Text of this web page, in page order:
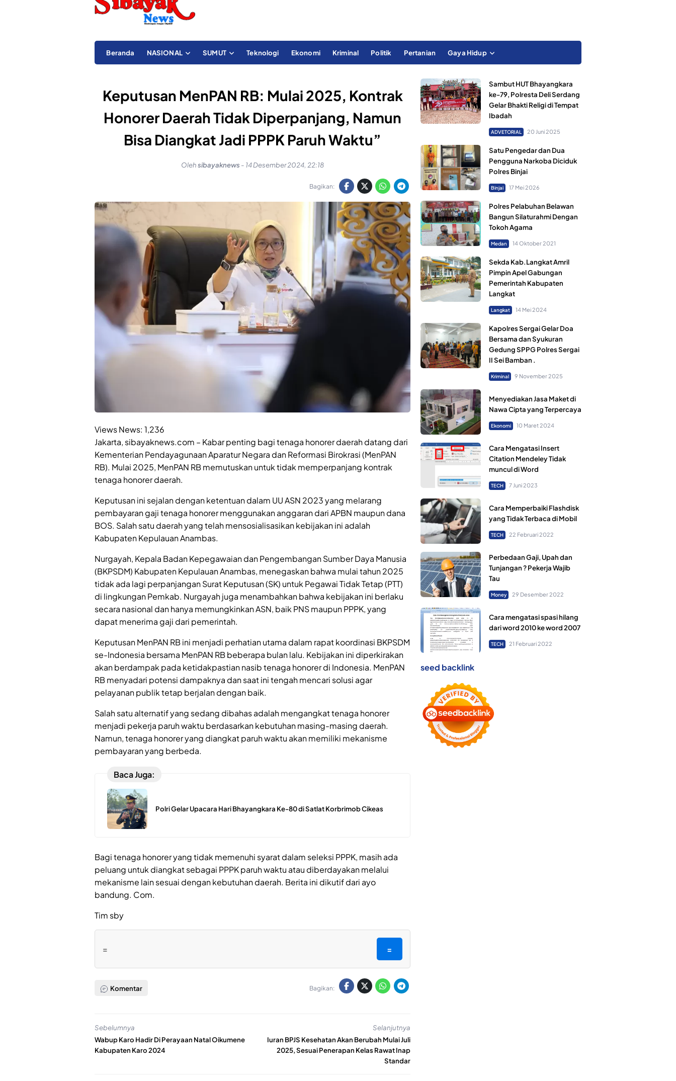
Beranda NASIONAL SUMUT Teknologi Ekonomi Kriminal Politik Pertanian Gaya Hidup
Keputusan MenPAN RB: Mulai 2025, Kontrak
Honorer Daerah Tidak Diperpanjang, Namun
Bisa Diangkat Jadi PPPK Paruh Waktu”
Olehsibayaknews - 14 Desember 2024, 22:18
Bagikan:
Views News: 1,236
Jakarta, sibayaknews.com – Kabar penting bagi tenaga honorer daerah datang dari
Kementerian Pendayagunaan Aparatur Negara dan Reformasi Birokrasi (MenPAN
RB). Mulai 2025, MenPAN RB memutuskan untuk tidak memperpanjang kontrak
tenaga honorer daerah.
Keputusan ini sejalan dengan ketentuan dalam UU ASN 2023 yang melarang
pembayaran gaji tenaga honorer menggunakan anggaran dari APBN maupun dana
BOS. Salah satu daerah yang telah mensosialisasikan kebijakan ini adalah
Kabupaten Kepulauan Anambas.
Nurgayah, Kepala Badan Kepegawaian dan Pengembangan Sumber Daya Manusia
(BKPSDM) Kabupaten Kepulauan Anambas, menegaskan bahwa mulai tahun 2025
tidak ada lagi perpanjangan Surat Keputusan (SK) untuk Pegawai Tidak Tetap (PTT)
di lingkungan Pemkab. Nurgayah juga menambahkan bahwa kebijakan ini berlaku
secara nasional dan hanya memungkinkan ASN, baik PNS maupun PPPK, yang
dapat menerima gaji dari pemerintah.
Keputusan MenPAN RB ini menjadi perhatian utama dalam rapat koordinasi BKPSDM
se-Indonesia bersama MenPAN RB beberapa bulan lalu. Kebijakan ini diperkirakan
akan berdampak pada ketidakpastian nasib tenaga honorer di Indonesia. MenPAN
RB menyadari potensi dampaknya dan saat ini tengah mencari solusi agar
pelayanan publik tetap berjalan dengan baik.
Salah satu alternatif yang sedang dibahas adalah mengangkat tenaga honorer
menjadi pekerja paruh waktu berdasarkan kebutuhan masing-masing daerah.
Namun, tenaga honorer yang diangkat paruh waktu akan memiliki mekanisme
pembayaran yang berbeda.
Baca Juga:
Polri Gelar Upacara Hari Bhayangkara Ke-80 di Satlat Korbrimob Cikeas
Bagi tenaga honorer yang tidak memenuhi syarat dalam seleksi PPPK, masih ada
peluang untuk diangkat sebagai PPPK paruh waktu atau diberdayakan melalui
mekanisme lain sesuai dengan kebutuhan daerah. Berita ini dikutif dari ayo
bandung. Com.
Tim sby
= =
Komentar Bagikan:
Sebelumnya
Wabup Karo Hadir Di Perayaan Natal Oikumene
Kabupaten Karo 2024
Selanjutnya
Iuran BPJS Kesehatan Akan Berubah Mulai Juli
2025, Sesuai Penerapan Kelas Rawat Inap
Standar
Sambut HUT Bhayangkara
ke-79, Polresta Deli Serdang
Gelar Bhakti Religi di Tempat
Ibadah
ADVETORIAL 20 Juni 2025
Satu Pengedar dan Dua
Pengguna Narkoba Diciduk
Polres Binjai
Binjai 17 Mei 2026
Polres Pelabuhan Belawan
Bangun Silaturahmi Dengan
Tokoh Agama
Medan 14 Oktober 2021
Sekda Kab.Langkat Amril
Pimpin Apel Gabungan
Pemerintah Kabupaten
Langkat
Langkat 14 Mei 2024
Kapolres Sergai Gelar Doa
Bersama dan Syukuran
Gedung SPPG Polres Sergai
II Sei Bamban .
Kriminal 9 November 2025
Menyediakan Jasa Maket di
Nawa Cipta yang Terpercaya
Ekonomi 10 Maret 2024
Cara Mengatasi Insert
Citation Mendeley Tidak
muncul di Word
TECH 7 Juni 2023
Cara Memperbaiki Flashdisk
yang Tidak Terbaca di Mobil
TECH 22 Februari 2022
Perbedaan Gaji, Upah dan
Tunjangan ? Pekerja Wajib
Tau
Money 29 Desember 2022
Cara mengatasi spasi hilang
dari word 2010 ke word 2007
TECH 21 Februari 2022
seed backlink